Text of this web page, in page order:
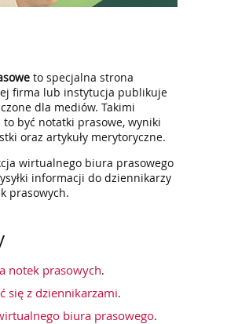
to specjalna strona
firma lub instytucja publikuje
dla mediów. Takimi
być notatki prasowe, wyniki
oraz artykuły merytoryczne.
wirtualnego biura prasowego
informacji do dziennikarzy
prasowych.
notek prasowych.
się z dziennikarzami.
biura prasowego.